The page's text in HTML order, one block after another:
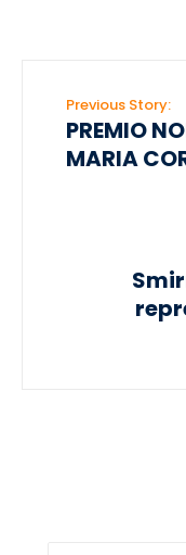
Previous Story:
PREMIO
MARIA